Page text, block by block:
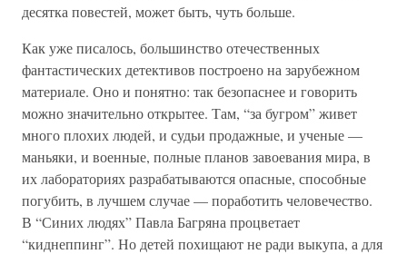
десятка повестей, может быть, чуть больше.
Как уже писалось, большинство отечественных
фантастических детективов построено на зарубежном
материале. Оно и понятно: так безопаснее и говорить
можно значительно открытее. Там, “за бугром” живет
много плохих людей, и судьи продажные, и ученые —
маньяки, и военные, полные планов завоевания мира, в
их лабораториях разрабатываются опасные, способные
погубить, в лучшем случае — поработить человечество.
В “Синих людях” Павла Багряна процветает
“киднеппинг”. Но детей похищают не ради выкупа, а для